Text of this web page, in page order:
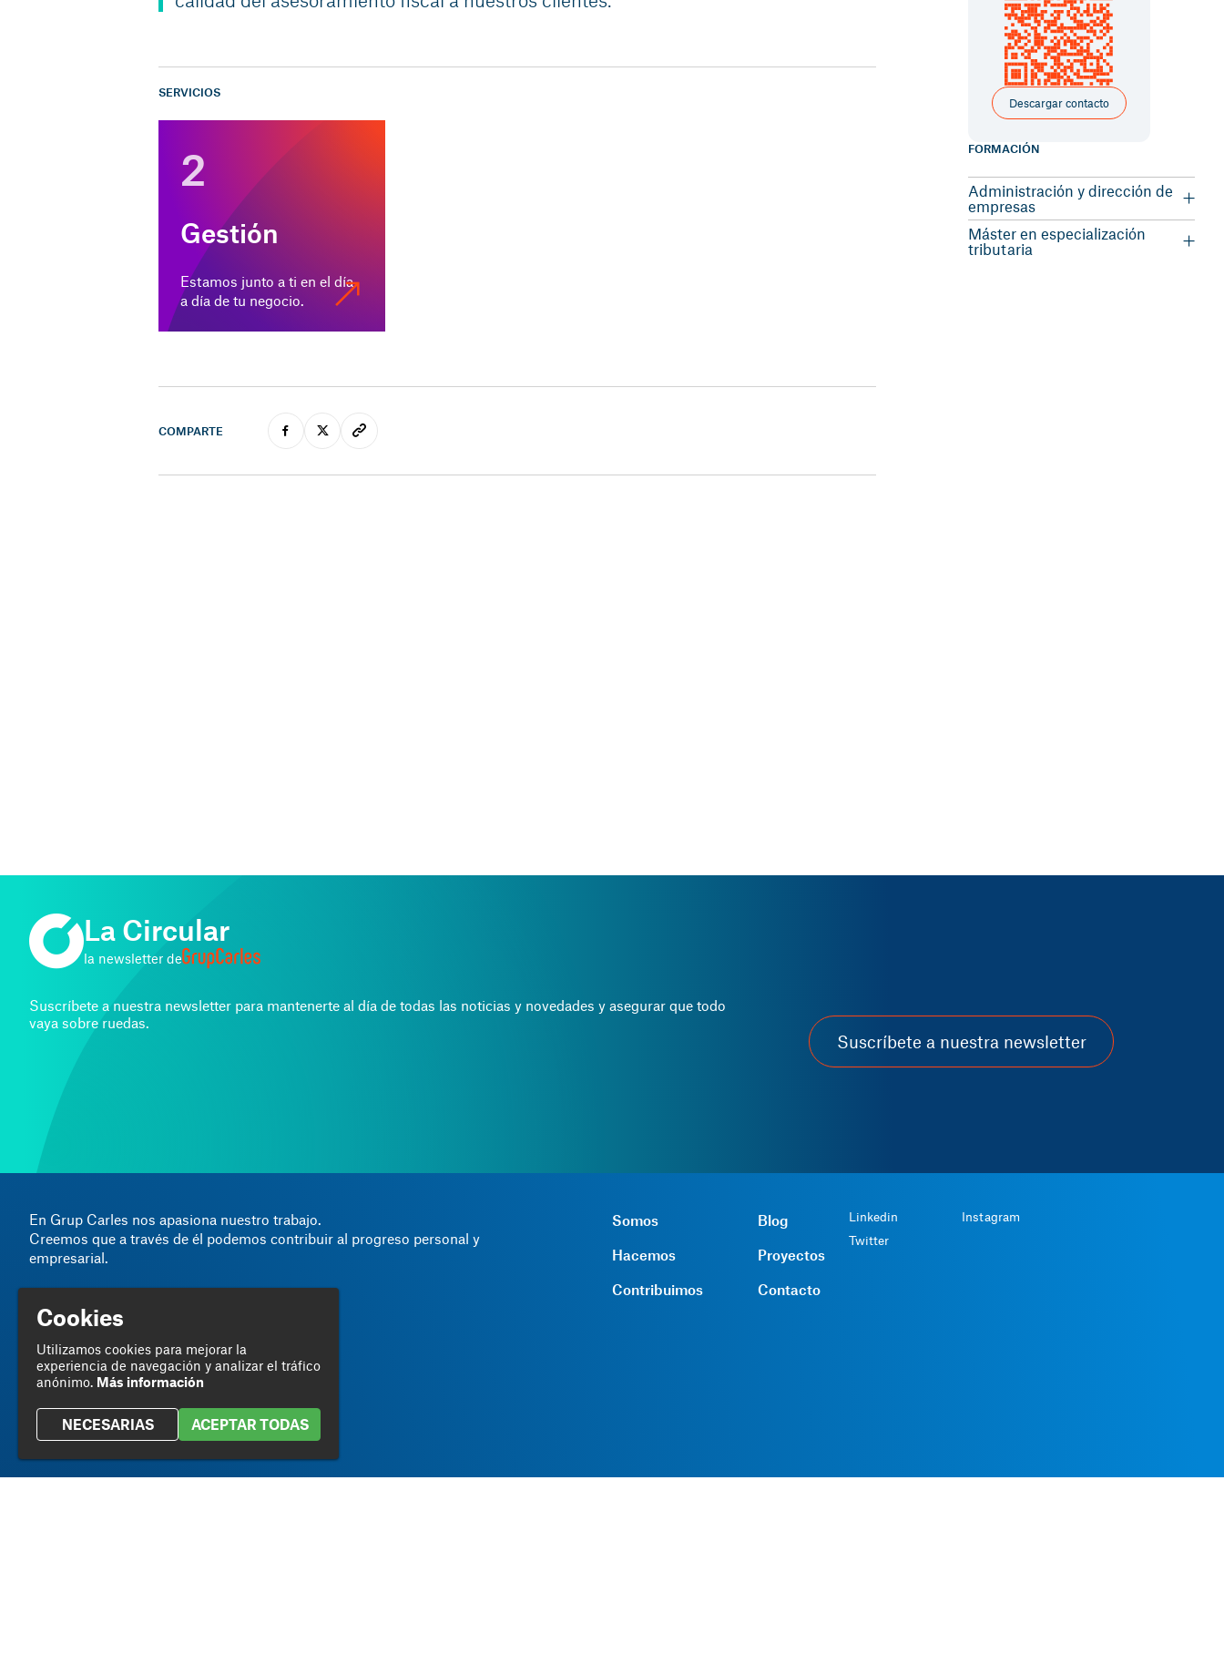
SERVICIOS
2
Gestión
Estamos junto a ti en el día
a día de tu negocio.
COMPARTE
Descargar contacto
FORMACIÓN
Administración y dirección de
empresas
Universidad de Lleida
Máster en especialización
tributaria
En Grup Carles nos apasiona nuestro trabajo.
Creemos que a través de él podemos contribuir al progreso personal y
empresarial.
Somos
Hacemos
Contribuimos
Blog
Proyectos
Contacto
Linkedin
Twitter
Instagram
La Circular
la newsletter de
Suscríbete a nuestra newsletter para mantenerte al día de todas las noticias y novedades y asegurar que todo
vaya sobre ruedas.
Suscríbete a nuestra newsletter
Cookies
Utilizamos cookies para mejorar la
experiencia de navegación y analizar el tráfico
anónimo. Más información
NECESARIAS ACEPTAR TODAS